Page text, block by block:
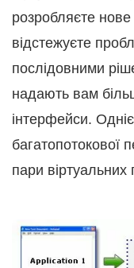
розробляєте
відстежуєте
послідовними
надають вам
інтерфейси.
багатопотокової
пари віртуальних